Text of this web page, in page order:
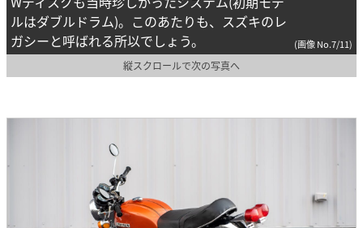
ルはダブルドラム)。このあたりも、スズキのレ
ガシーと呼ばれる所以でしょう。
(画像 No.7/11)
縦スクロールで次の写真へ